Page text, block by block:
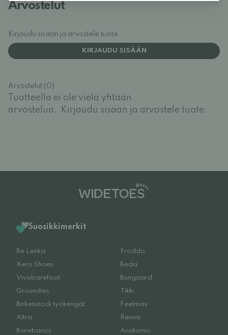
Arvostelut
Kirjaudu sisään ja arvostele tuote.
KIRJAUDU SISÄÄN
Arvostelut (0)
Tuotteella ei ole vielä yhtään
arvostelua.
Kirjaudu sisään ja arvostele tuote.
Suosikkimerkit
Be Lenka
Froddo
Xero Shoes
Beda
Vivobarefoot
Bungaard
Groundies
Tikki
Birkenstock työkengät
Feelmax
Altra
Reima
Barebarics
Anatomic